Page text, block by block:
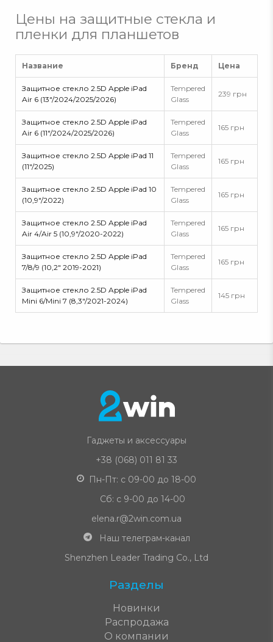
Цены на защитные стекла и
пленки для планшетов
Название Бренд Цена
Защитное стекло 2.5D Apple iPad
Air 6 (13"/2024/2025/2026)
Tempered
Glass
239 грн
Защитное стекло 2.5D Apple iPad
Air 6 (11"/2024/2025/2026)
Tempered
Glass
165 грн
Защитное стекло 2.5D Apple iPad 11
(11"/2025)
Tempered
Glass
165 грн
Защитное стекло 2.5D Apple iPad 10
(10,9"/2022)
Tempered
Glass
165 грн
Защитное стекло 2.5D Apple iPad
Air 4/Air 5 (10,9"/2020-2022)
Tempered
Glass
165 грн
Защитное стекло 2.5D Apple iPad
7/8/9 (10,2" 2019-2021)
Tempered
Glass
165 грн
Защитное стекло 2.5D Apple iPad
Mini 6/Mini 7 (8,3"/2021-2024)
Tempered
Glass
145 грн
Гаджеты и аксессуары
+38 (068) 011 81 33
Пн-Пт: с 09-00 до 18-00
Сб: с 9-00 до 14-00
elena.r@2win.com.ua
Наш телеграм-канал
Shenzhen Leader Trading Co., Ltd
Разделы
Новинки
Распродажа
О компании